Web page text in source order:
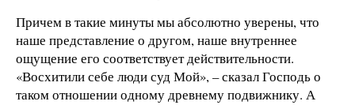
Причем в такие минуты мы абсолютно уверены, что
наше представление о другом, наше внутреннее
ощущение его соответствует действительности.
«Восхитили себе люди суд Мой», – сказал Господь о
таком отношении одному древнему подвижнику. А